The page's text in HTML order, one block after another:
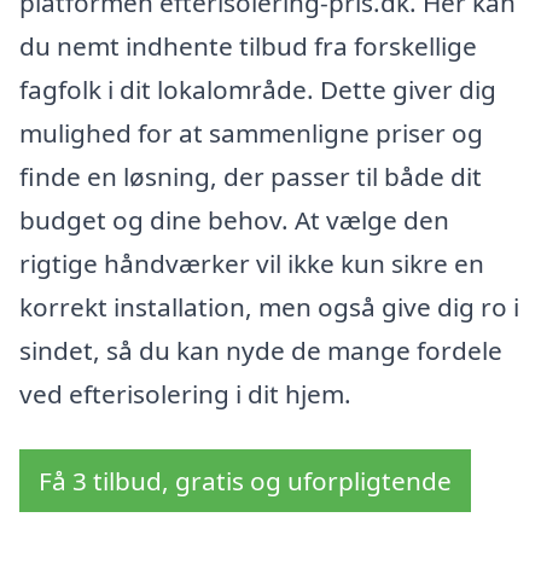
du nemt indhente tilbud fra forskellige
fagfolk i dit lokalområde. Dette giver dig
mulighed for at sammenligne priser og
finde en løsning, der passer til både dit
budget og dine behov. At vælge den
rigtige håndværker vil ikke kun sikre en
korrekt installation, men også give dig ro i
sindet, så du kan nyde de mange fordele
ved efterisolering i dit hjem.
Få 3 tilbud, gratis og uforpligtende